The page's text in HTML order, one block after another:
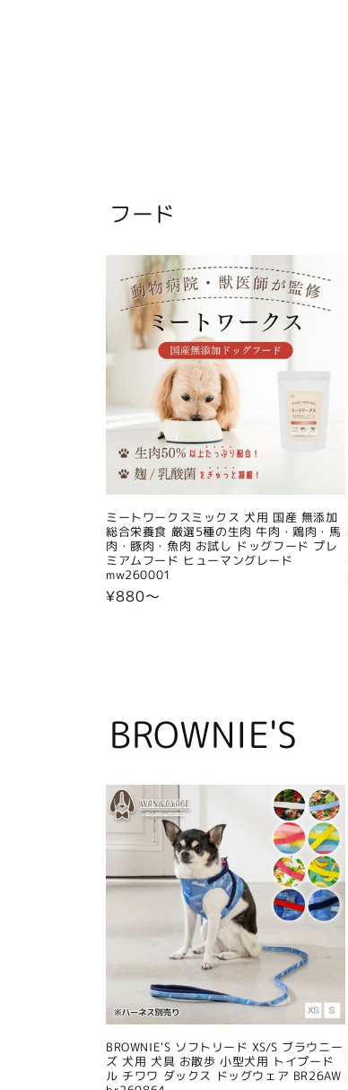
フード
ミートワークスミックス 犬用 国産 無添加
総合栄養食 厳選5種の生肉 牛肉・鶏肉・馬
肉・豚肉・魚肉 お試し ドッグフード プレ
ミアムフード ヒューマングレード
mw260001
通
¥880〜
BROWNIE'S
BROWNIE'S ソフトリード XS/S ブラウニー
ズ 犬用 犬具 お散歩 小型犬用 トイプード
ル チワワ ダックス ドッグウェア BR26AW